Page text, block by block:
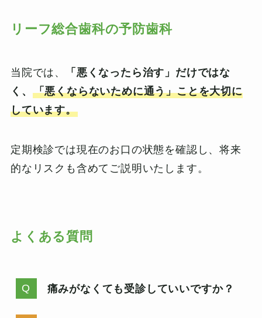
リーフ総合歯科の予防歯科
当院では、
「悪くなったら治す」だけではな
く、 「悪くならないために通う」ことを大切に
しています。
定期検診では現在のお口の状態を確認し、将来
的なリスクも含めてご説明いたします。
よくある質問
痛みがなくても受診していいですか？